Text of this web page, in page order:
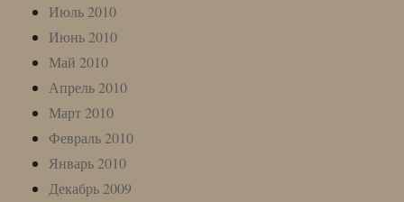
Июль 2010
Июнь 2010
Май 2010
Апрель 2010
Март 2010
Февраль 2010
Январь 2010
Декабрь 2009